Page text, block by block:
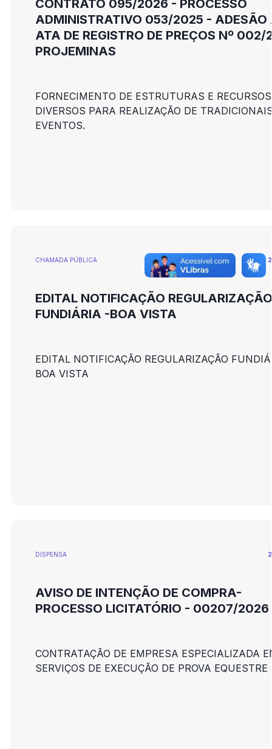
CONTRATO 095/2026 - PROCESSO
ADMINISTRATIVO 053/2025 - ADESÃO
ATA DE REGISTRO DE PREÇOS Nº
PROJEMINAS
FORNECIMENTO DE ESTRUTURAS E RECURSOS
DIVERSOS PARA REALIZAÇÃO DE
EVENTOS.
CHAMADA PÚBLICA
EDITAL NOTIFICAÇÃO REGULARIZAÇÃO
FUNDIÁRIA -BOA VISTA
EDITAL NOTIFICAÇÃO REGULARIZAÇÃO
BOA VISTA
DISPENSA
AVISO DE INTENÇÃO DE COMPRA-
PROCESSO LICITATÓRIO - 00207/2026
CONTRATAÇÃO DE EMPRESA ESPECIALIZADA
SERVIÇOS DE EXECUÇÃO DE PROVA EQUESTRE